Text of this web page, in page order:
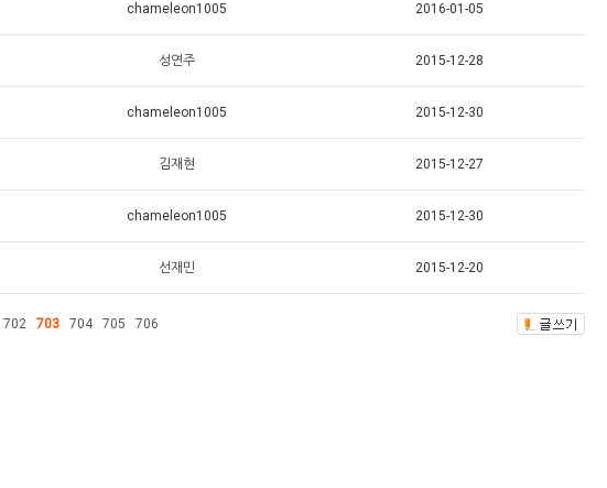
chameleon1005 2016-01-05
성연주 2015-12-28
chameleon1005 2015-12-30
김재현 2015-12-27
chameleon1005 2015-12-30
선재민 2015-12-20
702 703 704 705 706